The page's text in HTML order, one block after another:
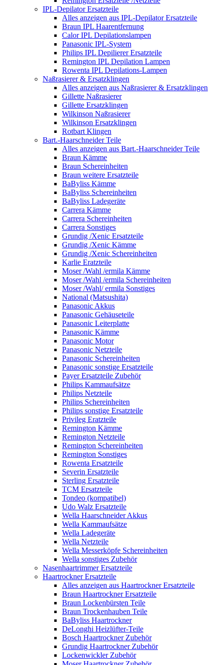
IPL-Depilator Ersatzteile
Alles anzeigen aus IPL-Depilator Ersatzteile
Braun IPL Haarentfernung
Calor IPL Depilationslampen
Panasonic IPL-System
Philips IPL Depilierer Ersatzteile
Remington IPL Depilation Lampen
Rowenta IPL Depilations-Lampen
Naßrasierer & Ersatzklingen
Alles anzeigen aus Naßrasierer & Ersatzklingen
Gillette Naßrasierer
Gillette Ersatzklingen
Wilkinson Naßrasierer
Wilkinson Ersatzklingen
Rotbart Klingen
Bart.-Haarschneider Teile
Alles anzeigen aus Bart.-Haarschneider Teile
Braun Kämme
Braun Schereinheiten
Braun weitere Ersatzteile
BaByliss Kämme
BaByliss Schereinheiten
BaByliss Ladegeräte
Carrera Kämme
Carrera Schereinheiten
Carrera Sonstiges
Grundig /Xenic Ersatzteile
Grundig /Xenic Kämme
Grundig /Xenic Schereinheiten
Karlie Eratzteile
Moser /Wahl /ermila Kämme
Moser /Wahl /ermila Schereinheiten
Moser /Wahl/ ermila Sonstiges
National (Matsushita)
Panasonic Akkus
Panasonic Gehäuseteile
Panasonic Leiterplatte
Panasonic Kämme
Panasonic Motor
Panasonic Netzteile
Panasonic Schereinheiten
Panasonic sonstige Ersatzteile
Payer Ersatzteile Zubehör
Philips Kammaufsätze
Philips Netzteile
Philips Schereinheiten
Philips sonstige Ersatzteile
Privileg Eratzteile
Remington Kämme
Remington Netzteile
Remington Schereinheiten
Remington Sonstiges
Rowenta Ersatzteile
Severin Ersatzteile
Sterling Ersatzteile
TCM Ersatzteile
Tondeo (kompatibel)
Udo Walz Ersatzteile
Wella Haarschneider Akkus
Wella Kammaufsätze
Wella Ladegeräte
Wella Netzteile
Wella Messerköpfe Schereinheiten
Wella sonstiges Zubehör
Nasenhaartrimmer Ersatzteile
Haartrockner Ersatzteile
Alles anzeigen aus Haartrockner Ersatzteile
Braun Haartrockner Ersatzteile
Braun Lockenbürsten Teile
Braun Trockenhauben Teile
BaByliss Haartrockner
DeLonghi Heizlüfter-Teile
Bosch Haartrockner Zubehör
Grundig Haartrockner Zubehör
Lockenwickler Zubehör